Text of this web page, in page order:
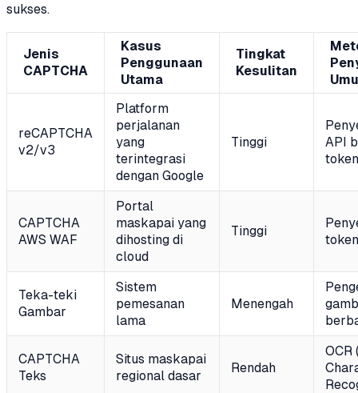
sukses.
Jenis
CAPTCHA
Kasus
Penggunaan
Utama
Tingkat
Kesulitan
reCAPTCHA
v2/v3
Platform
perjalanan
yang
terintegrasi
dengan Google
Tinggi
API
token
CAPTCHA
AWS WAF
Portal
maskapai yang
dihosting di
cloud
Tinggi
Teka-teki
Gambar
Sistem
pemesanan
lama
Menengah
CAPTCHA
Teks
Situs maskapai
regional dasar
Rendah
OCR